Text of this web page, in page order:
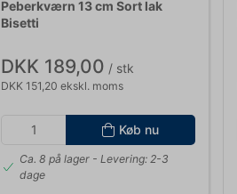
Peberkværn 13 cm Sort lak
Bisetti
DKK 189,00 / stk
DKK 151,20 ekskl. moms
Køb nu
Ca. 8 på lager - Levering: 2-3
dage